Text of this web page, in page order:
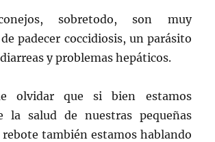
sobretodo, son muy
padecer coccidiosis, un parásito
y problemas hepáticos.
olvidar que si bien estamos
la salud de nuestras pequeñas
rebote también estamos hablando